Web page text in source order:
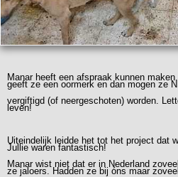
Manar heeft een afspraak kunnen
geeft ze een oormerk en dan mogen ze
vergiftigd (of neergeschoten) worden.
leven!
Uiteindelijk leidde het tot het project dat
Jullie waren fantastisch!
Manar wist niet dat er in Nederland
ze jaloers. Hadden ze bij óns maar